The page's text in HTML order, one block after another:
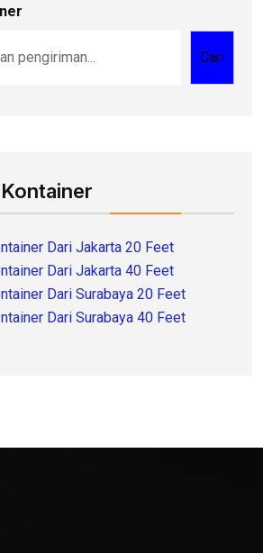
Cari
Dari Jakarta 20 Feet
Dari Jakarta 40 Feet
Dari Surabaya 20 Feet
Dari Surabaya 40 Feet